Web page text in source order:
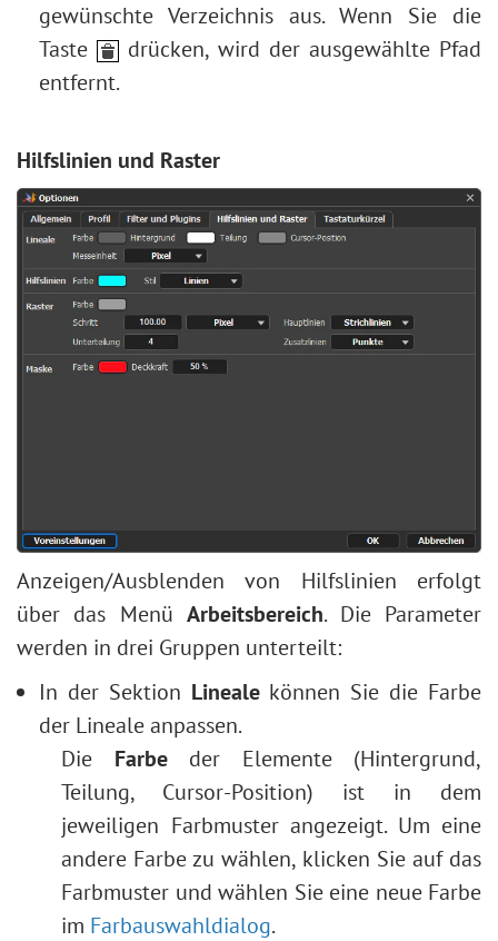
gewünschte Verzeichnis aus. Wenn Sie die
Taste
drücken, wird der ausgewählte Pfad
entfernt.
Hilfslinien und Raster
Anzeigen/Ausblenden von Hilfslinien erfolgt
über das MenüArbeitsbereich. Die Parameter
werden in drei Gruppen unterteilt:
In der Sektion Linealekönnen Sie die Farbe
der Lineale anpassen.
Die Farbeder Elemente (Hintergrund,
Teilung, Cursor-Position) ist in dem
jeweiligen Farbmuster angezeigt. Um eine
andere Farbe zu wählen, klicken Sie auf das
Farbmuster und wählen Sie eine neue Farbe
im Farbauswahldialog.